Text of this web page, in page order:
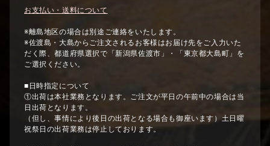
お支払い・送料について
※離島地区の場合は別途ご連絡をいたします。
※佐渡島・大島からご注文されるお客様はお届け先をご入力いた
だく際、都道府県選択で「新潟県佐渡市」・「東京都大島町」を
ご選択ください。
■日時指定について
①出荷は本社業務となります。ご注文が平日の午前中の場合は当
日出荷となります。
（但し、事情により後日の出荷となる場合も御座います）土日曜
祝祭日の出荷業務は停止しております。